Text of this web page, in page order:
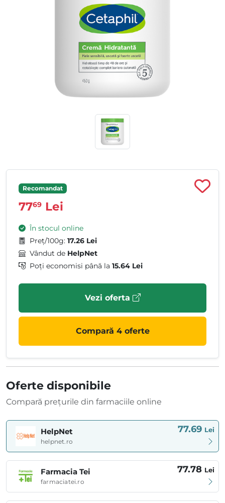
Recomandat
7769 Lei
În stocul online
Preț/100g: 17.26 Lei
Vândut de HelpNet
Poți economisi până la 15.64 Lei
Vezi oferta
Compară 4 oferte
Oferte disponibile
Compară prețurile din farmaciile online
HelpNet
helpnet.ro
77.69 Lei
Farmacia Tei
farmaciatei.ro
77.78 Lei